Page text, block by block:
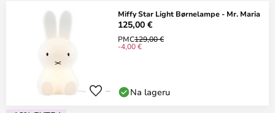
Miffy Star Light Børnelampe - Mr. Maria
125,00 €
PMC129,00 €
-4,00 €
Na lageru